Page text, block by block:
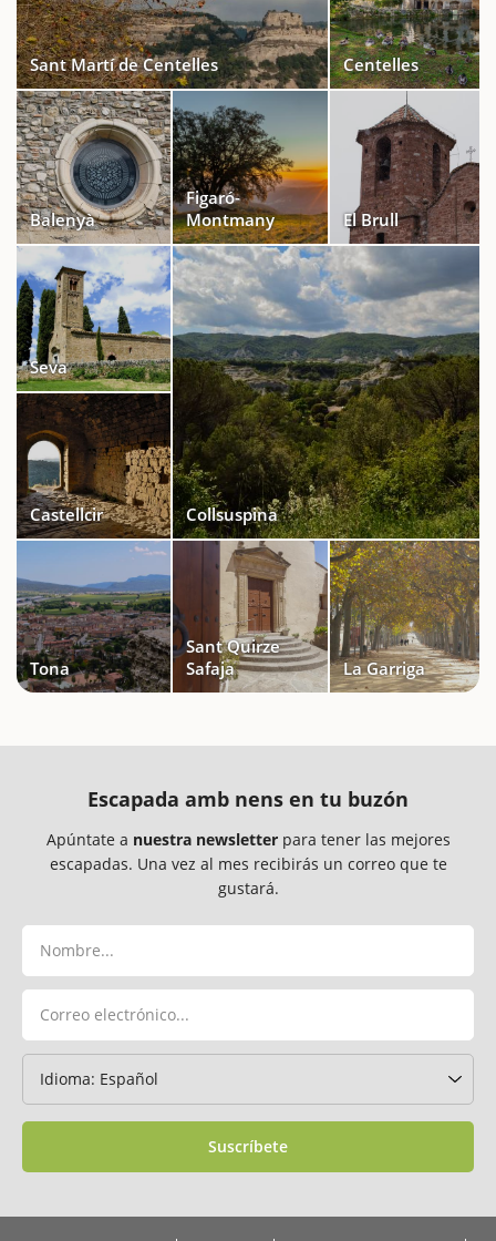
Sant Martí de Centelles Centelles
Balenyà
Figaró-
Montmany
El Brull
Seva
Castellcir Collsuspina
Tona
Sant Quirze
Safaja
La Garriga
Escapada amb nens en tu buzón
Apúntate a nuestra newsletterpara tener las mejores
escapadas. Una vez al mes recibirás un correo que te
gustará.
Suscríbete